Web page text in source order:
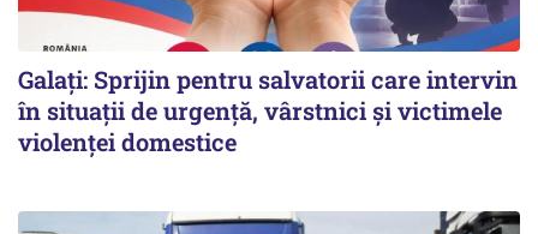
Galați: Sprijin pentru salvatorii care intervin
în situații de urgență, vârstnici și victimele
violenței domestice